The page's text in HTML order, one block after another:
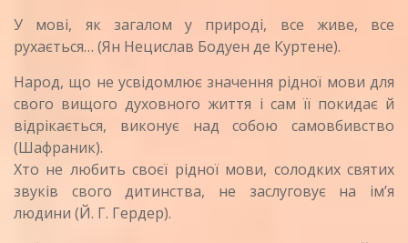
У мові, як загалом у природі, все живе, все
рухається… (Ян Нецислав Бодуен де Куртене).
Народ, що не усвідомлює значення рідної мови для
свого вищого духовного життя і сам її покидає й
відрікається, виконує над собою самовбивство
(Шафраник).
Хто не любить своєї рідної мови, солодких святих
звуків свого дитинства, не заслуговує на ім’я
людини (Й. Г. Гердер).